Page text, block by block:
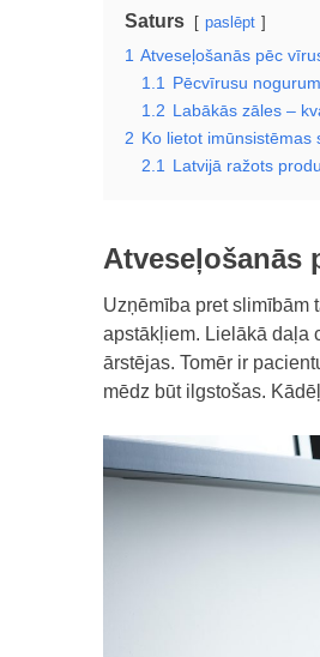
Saturs paslēpt
1 Atveseļošanās pēc
1.1
Pēcvīrusu
1.2 Labākās zāles –
2 Ko lietot imūnsistēmas
2.1
Latvijā ražots
Atveseļošanās
Uzņēmība pret slimībām
apstākļiem. Lielākā daļa
ārstējas. Tomēr ir
mēdz būt ilgstošas.